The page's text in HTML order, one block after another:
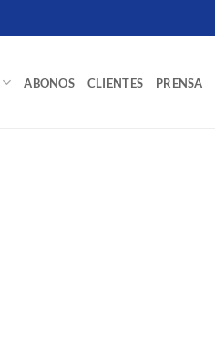
ABONOS CLIENTES PRENSA